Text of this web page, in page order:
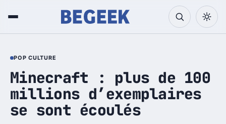
POP CULTURE
Minecraft : plus de 100
millions d’exemplaires
se sont écoulés